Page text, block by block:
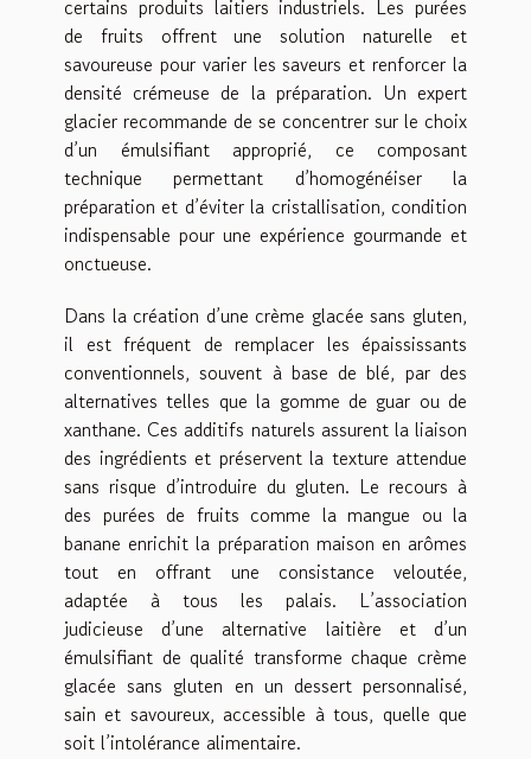
certains produits laitiers industriels. Les purées
de fruits offrent une solution naturelle et
savoureuse pour varier les saveurs et renforcer la
densité crémeuse de la préparation. Un expert
glacier recommande de se concentrer sur le choix
d’un émulsifiant approprié, ce composant
technique permettant d’homogénéiser la
préparation et d’éviter la cristallisation, condition
indispensable pour une expérience gourmande et
onctueuse.
Dans la création d’une crème glacée sans gluten,
il est fréquent de remplacer les épaississants
conventionnels, souvent à base de blé, par des
alternatives telles que la gomme de guar ou de
xanthane. Ces additifs naturels assurent la liaison
des ingrédients et préservent la texture attendue
sans risque d’introduire du gluten. Le recours à
des purées de fruits comme la mangue ou la
banane enrichit la préparation maison en arômes
tout en offrant une consistance veloutée,
adaptée à tous les palais. L’association
judicieuse d’une alternative laitière et d’un
émulsifiant de qualité transforme chaque crème
glacée sans gluten en un dessert personnalisé,
sain et savoureux, accessible à tous, quelle que
soit l’intolérance alimentaire.